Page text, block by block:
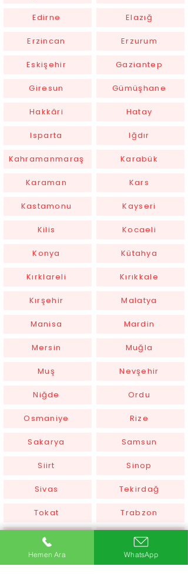
Edirne
Erzincan
Eskişehir
Giresun
Hakkâri
Isparta
Kahramanmaraş
Karaman
Kastamonu
Kilis
Konya
Kırklareli
Kırşehir
Manisa
Mersin
Muş
Niğde
Osmaniye
Sakarya
Siirt
Sivas
Tokat
Tunceli
Van
Elazığ
Erzurum
Gaziantep
Gümüşhane
Hatay
Iğdır
Karabük
Kars
Kayseri
Kocaeli
Kütahya
Kırıkkale
Malatya
Mardin
Muğla
Nevşehir
Ordu
Rize
Samsun
Sinop
Tekirdağ
Trabzon
Uşak
Yalova
Hemen Ara WhatsApp